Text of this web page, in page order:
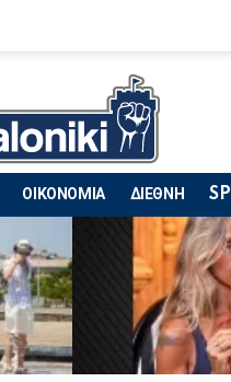
ΟΙΚΟΝΟΜΙΑ ΔΙΕΘΝΗ